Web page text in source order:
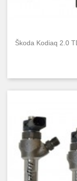
Škoda Kodiaq 2.0